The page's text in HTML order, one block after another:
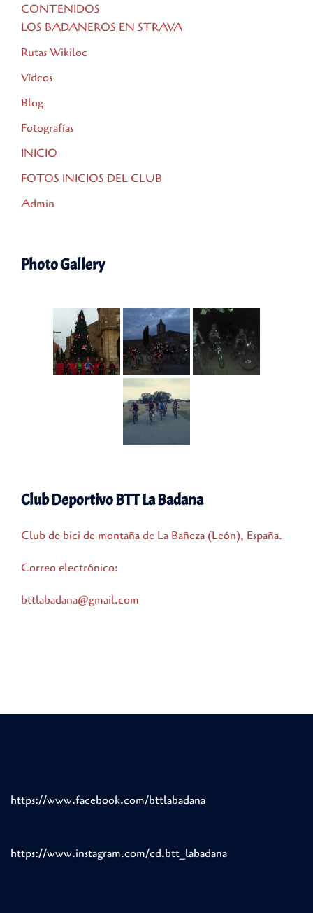
CONTENIDOS
LOS BADANEROS EN STRAVA
Rutas Wikiloc
Vídeos
Blog
Fotografías
INICIO
FOTOS INICIOS DEL CLUB
Admin
Photo Gallery
Club Deportivo BTT La Badana
Club de bici de montaña de La Bañeza (León), España.
Correo electrónico:
bttlabadana@gmail.com
https://www.facebook.com/bttlabadana
https://www.instagram.com/cd.btt_labadana